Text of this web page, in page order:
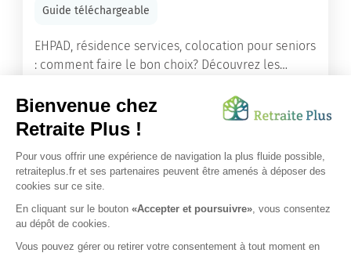
Guide téléchargeable
EHPAD, résidence services, colocation pour seniors
: comment faire le bon choix? Découvrez les
ainés.
Lire l'article
Vous avez besoin d’une aide de nos équipes ?
Obtenir les tarifs & disponibilités